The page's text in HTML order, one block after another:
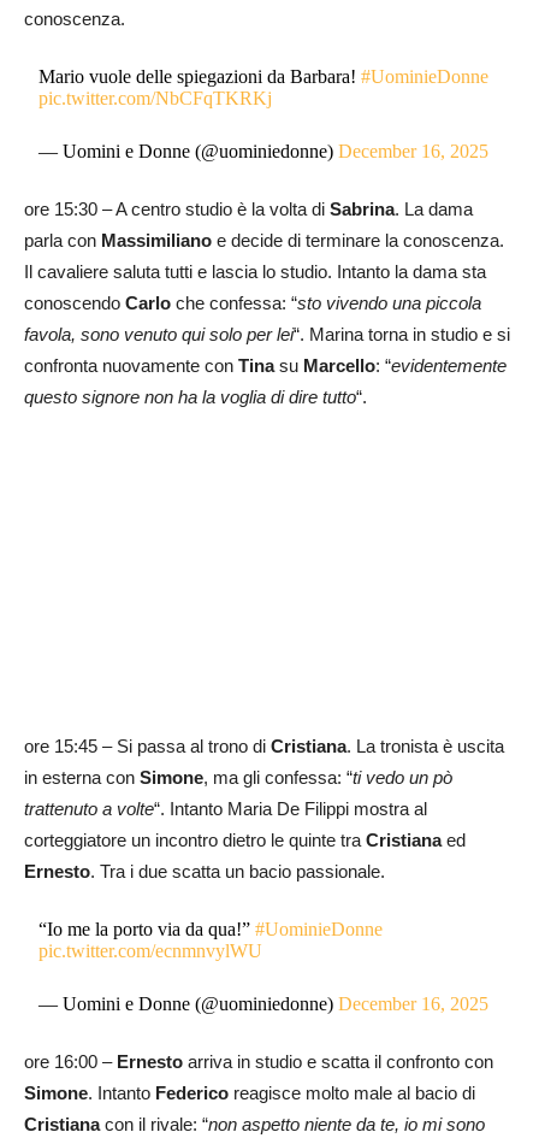
conoscenza.
Mario vuole delle spiegazioni da Barbara!#UominieDonne
pic.twitter.com/NbCFqTKRKj
— Uomini e Donne (@uominiedonne)December 16, 2025
ore 15:30 – A centro studio è la volta di Sabrina. La dama
parla con Massimiliano e decide di terminare la conoscenza.
Il cavaliere saluta tutti e lascia lo studio. Intanto la dama sta
conoscendo Carlo che confessa: “sto vivendo una piccola
favola, sono venuto qui solo per lei“. Marina torna in studio e si
confronta nuovamente con Tinasu Marcello: “evidentemente
questo signore non ha la voglia di dire tutto“.
ore 15:45 – Si passa al trono di Cristiana. La tronista è uscita
in esterna con Simone, ma gli confessa: “ti vedo un pò
trattenuto a volte“. Intanto Maria De Filippi mostra al
corteggiatore un incontro dietro le quinte traCristianaed
Ernesto. Tra i due scatta un bacio passionale.
“Io me la porto via da qua!”#UominieDonne
pic.twitter.com/ecnmnvylWU
— Uomini e Donne (@uominiedonne)December 16, 2025
ore 16:00 – Ernesto arriva in studio e scatta il confronto con
Simone. Intanto Federico reagisce molto male al bacio di
Cristianacon il rivale: “non aspetto niente da te, io mi sono